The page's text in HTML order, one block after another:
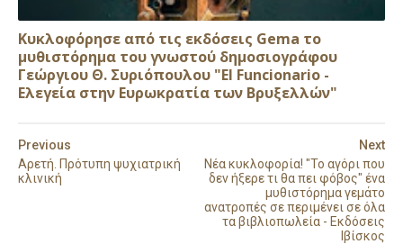
Κυκλοφόρησε από τις εκδόσεις Gema το
μυθιστόρημα του γνωστού δημοσιογράφου
Γεώργιου Θ. Συριόπουλου "El Funcionario -
Ελεγεία στην Ευρωκρατία των Βρυξελλών"
Next
Νέα κυκλοφορία! "Το αγόρι που
δεν ήξερε τι θα πει φόβος" ένα
μυθιστόρημα γεμάτο
ανατροπές σε περιμένει σε όλα
τα βιβλιοπωλεία - Εκδόσεις
Ιβίσκος
Previous
Αρετή. Πρότυπη ψυχιατρική
κλινική